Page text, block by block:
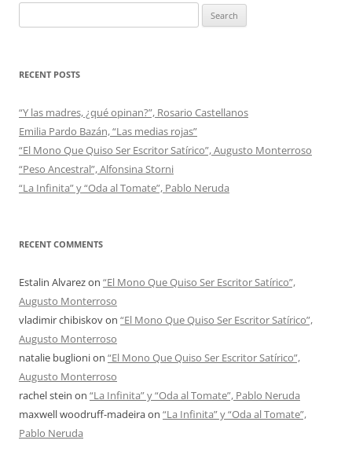
for:
RECENT POSTS
“Y las madres, ¿qué opinan?”, Rosario Castellanos
Emilia Pardo Bazán, “Las medias rojas”
“El Mono Que Quiso Ser Escritor Satírico”, Augusto Monterroso
“Peso Ancestral”, Alfonsina Storni
“La Infinita” y “Oda al Tomate”, Pablo Neruda
RECENT COMMENTS
Estalin Alvarezon “El Mono Que Quiso Ser Escritor Satírico”,
Augusto Monterroso
vladimir chibiskovon “El Mono Que Quiso Ser Escritor Satírico”,
Augusto Monterroso
natalie buglionion “El Mono Que Quiso Ser Escritor Satírico”,
Augusto Monterroso
rachel stein on “La Infinita” y “Oda al Tomate”, Pablo Neruda
maxwell woodruff-madeiraon “La Infinita” y “Oda al Tomate”,
Pablo Neruda